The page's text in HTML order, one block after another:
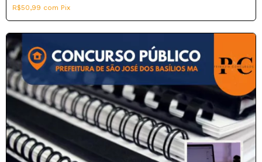
R$50,99 com Pix